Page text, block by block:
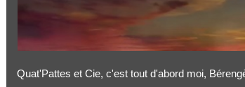
Quat'Pattes et Cie, c'est tout d'abord moi,